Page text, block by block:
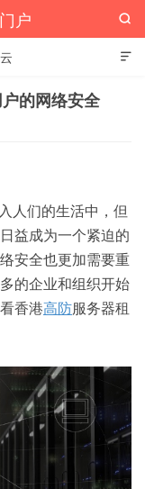


的网络安全
人们的生活中，但
益成为一个紧迫的
安全也更加需要重
的企业和组织开始
香港高防服务器租